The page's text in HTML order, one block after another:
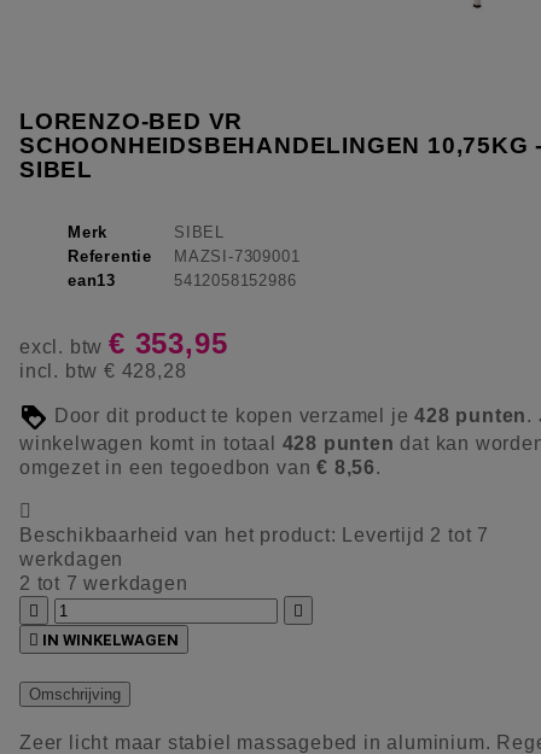
LORENZO-BED VR
SCHOONHEIDSBEHANDELINGEN 10,75KG
SIBEL
Merk
SIBEL
Referentie
MAZSI-7309001
ean13
5412058152986
excl. btw € 353,95
incl. btw € 428,28
Door dit product te kopen verzamel je428 punten.
winkelwagen komt in totaal 428 punten dat kan
omgezet in een tegoedbon van€ 8,56.

Beschikbaarheid van het product:
Levertijd 2 tot 7
werkdagen
2 tot 7 werkdagen


 IN WINKELWAGEN
Omschrijving
Zeer licht maar stabiel massagebed in aluminium.